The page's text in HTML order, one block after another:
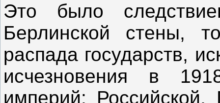
Это было
Берлинской стены,
распада государств,
исчезновения в
империй: Российской,